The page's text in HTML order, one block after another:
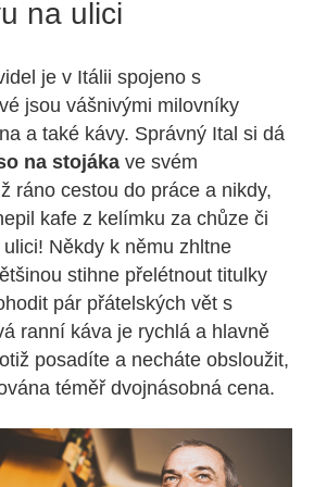
na ulici
je v Itálii spojeno s
jsou vášnivými milovníky
a také kávy. Správný Ital si dá
na stojáka ve svém
ráno cestou do práce a nikdy,
kafe z kelímku za chůze či
Někdy k němu zhltne
stihne přelétnout titulky
pár přátelských vět s
ranní káva je rychlá a hlavně
posadíte a necháte obsloužit,
téměř dvojnásobná cena.